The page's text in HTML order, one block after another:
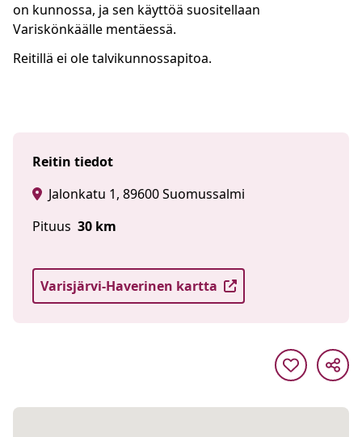
on kunnossa, ja sen käyttöä suositellaan
Variskönkäälle mentäessä.
Reitillä ei ole talvikunnossapitoa.
Reitin tiedot
Jalonkatu 1, 89600 Suomussalmi
Pituus 30 km
Varisjärvi-Haverinen kartta